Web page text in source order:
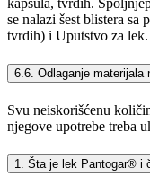
kapsula, tvrdih.
se nalazi šest blistera sa
tvrdih) i Uputstvo za lek.
6.6. Odlaganje materijala
Svu neiskorišćenu
njegove upotrebe treba
1. Šta je lek Pantogar® i